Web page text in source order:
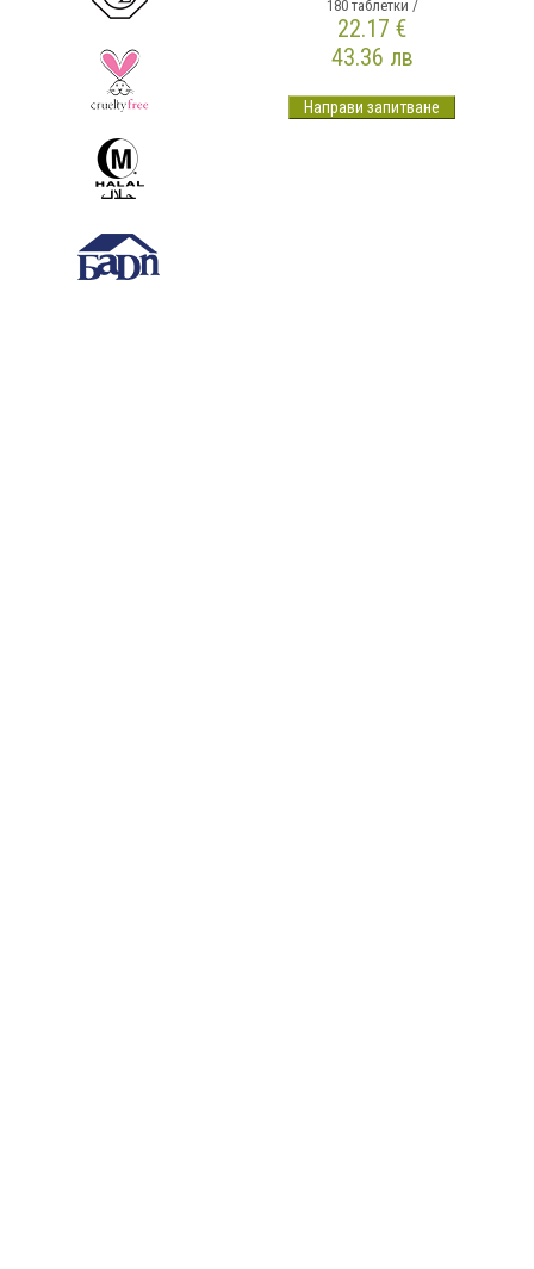
180 таблетки /
22.17 €
43.36 лв